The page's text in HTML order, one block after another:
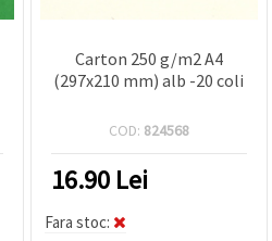
Carton 250 g/m2 A4
(297x210 mm) alb -20 coli
COD: 824568
16.90 Lei
Fara stoc: